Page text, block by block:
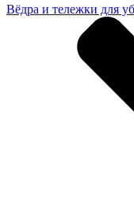
Вёдра и тележки для